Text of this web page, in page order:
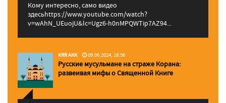
Кому интересно, само видео
здесьhttps://www.youtube.com/watch?
v=wAhN_UEuojU&lc=Ugz6-h0nMPQWTip7AZ94...
KRR AKK 09.06.2024, 18:56
Русские мусульмане на страже Корана:
pазвеивая мифы о Священной Книге